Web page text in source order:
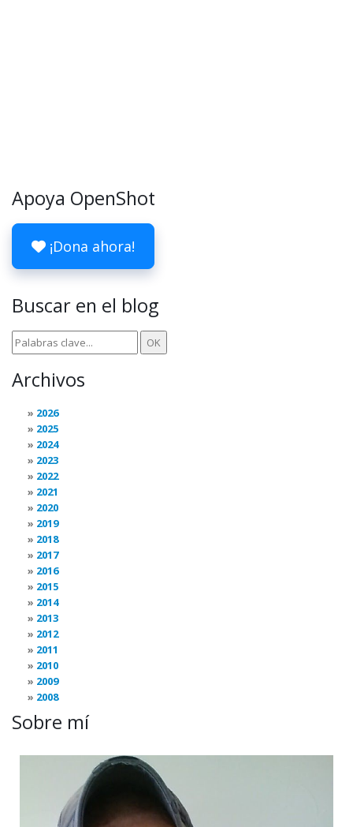
Apoya OpenShot
¡Dona ahora!
Buscar en el blog
Archivos
2026
2025
2024
2023
2022
2021
2020
2019
2018
2017
2016
2015
2014
2013
2012
2011
2010
2009
2008
Sobre mí